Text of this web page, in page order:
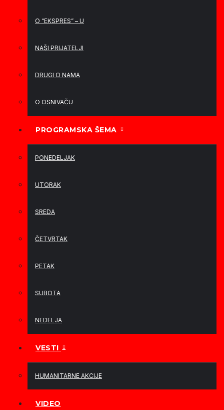
O “EKSPRES” – U
NAŠI PRIJATELJI
DRUGI O NAMA
O OSNIVAČU
PROGRAMSKA ŠEMA
PONEDELJAK
UTORAK
SREDA
ČETVRTAK
PETAK
SUBOTA
NEDELJA
VESTI
HUMANITARNE AKCIJE
VIDEO